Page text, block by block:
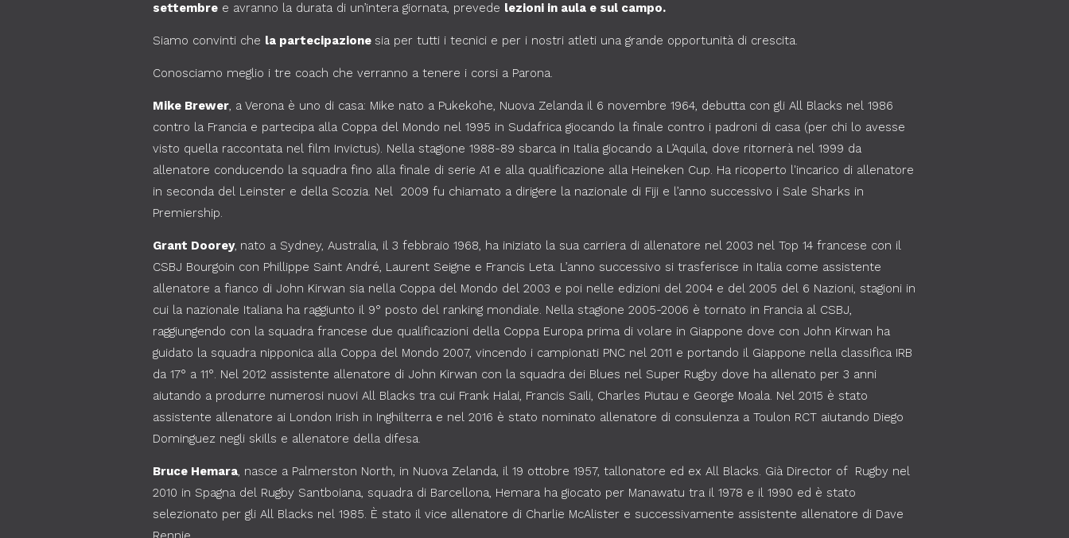
settembre e avranno la durata di un’intera giornata, prevede lezioni in aula e sul campo.
Siamo convinti che la partecipazione sia per tutti i tecnici e per i nostri atleti una grande opportunità di crescita.
Conosciamo meglio i tre coach che verranno a tenere i corsi a Parona.
Mike Brewer, a Verona è uno di casa: Mike nato a Pukekohe, Nuova Zelanda il 6 novembre 1964, debutta con gli All Blacks nel 1986
contro la Francia e partecipa alla Coppa del Mondo nel 1995 in Sudafrica giocando la finale contro i padroni di casa (per chi lo avesse
visto quella raccontata nel film Invictus). Nella stagione 1988-89 sbarca in Italia giocando a L’Aquila, dove ritornerà nel 1999 da
allenatore conducendo la squadra fino alla finale di serie A1 e alla qualificazione alla Heineken Cup. Ha ricoperto l'incarico di allenatore
in seconda del Leinster e della Scozia. Nel 2009 fu chiamato a dirigere la nazionale di Fiji e l’anno successivo i Sale Sharks in
Premiership.
Grant Doorey, nato a Sydney, Australia, il 3 febbraio 1968, ha iniziato la sua carriera di allenatore nel 2003 nel Top 14 francese con il
CSBJ Bourgoin con Phillippe Saint André, Laurent Seigne e Francis Leta. L’anno successivo si trasferisce in Italia come assistente
allenatore a fianco di John Kirwan sia nella Coppa del Mondo del 2003 e poi nelle edizioni del 2004 e del 2005 del 6 Nazioni, stagioni in
cui la nazionale Italiana ha raggiunto il 9° posto del ranking mondiale. Nella stagione 2005-2006 è tornato in Francia al CSBJ,
raggiungendo con la squadra francese due qualificazioni della Coppa Europa prima di volare in Giappone dove con John Kirwan ha
guidato la squadra nipponica alla Coppa del Mondo 2007, vincendo i campionati PNC nel 2011 e portando il Giappone nella classifica IRB
da 17° a 11°. Nel 2012 assistente allenatore di John Kirwan con la squadra dei Blues nel Super Rugby dove ha allenato per 3 anni
aiutando a produrre numerosi nuovi All Blacks tra cui Frank Halai, Francis Saili, Charles Piutau e George Moala. Nel 2015 è stato
assistente allenatore ai London Irish in Inghilterra e nel 2016 è stato nominato allenatore di consulenza a Toulon RCT aiutando Diego
Dominguez negli skills e allenatore della difesa.
Bruce Hemara, nasce a Palmerston North, in Nuova Zelanda, il 19 ottobre 1957, tallonatore ed ex All Blacks. Già Director of Rugby nel
2010 in Spagna del Rugby Santboiana, squadra di Barcellona, Hemara ha giocato per Manawatu tra il 1978 e il 1990 ed è stato
selezionato per gli All Blacks nel 1985. È stato il vice allenatore di Charlie McAlister e successivamente assistente allenatore di Dave